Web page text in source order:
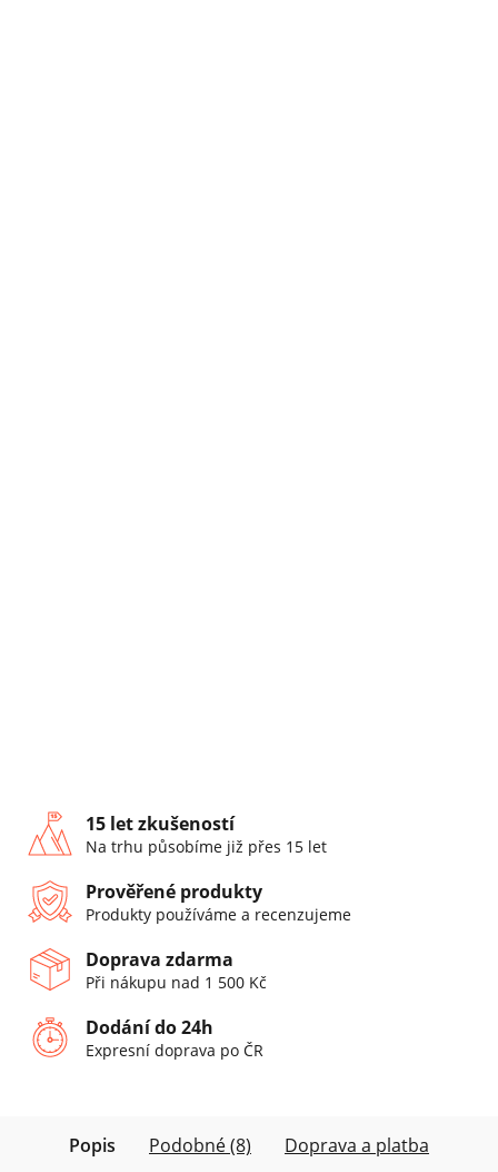
15 let zkušeností
Na trhu působíme již přes 15 let
Prověřené produkty
Produkty používáme a recenzujeme
Doprava zdarma
Při nákupu nad 1 500 Kč
Dodání do 24h
Expresní doprava po ČR
Popis Podobné (8) Doprava a platba